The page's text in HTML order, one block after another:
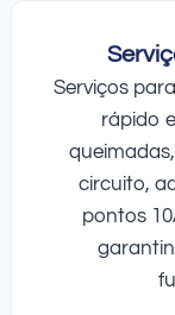
Serviços
rápido
circuito,
pontos